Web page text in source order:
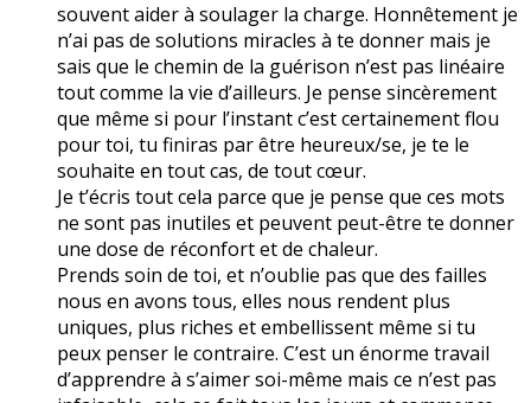
souvent aider à soulager la charge. Honnêtement je
n’ai pas de solutions miracles à te donner mais je
sais que le chemin de la guérison n’est pas linéaire
tout comme la vie d’ailleurs. Je pense sincèrement
que même si pour l’instant c’est certainement flou
pour toi, tu finiras par être heureux/se, je te le
souhaite en tout cas, de tout cœur.
Je t’écris tout cela parce que je pense que ces mots
ne sont pas inutiles et peuvent peut-être te donner
une dose de réconfort et de chaleur.
Prends soin de toi, et n’oublie pas que des failles
nous en avons tous, elles nous rendent plus
uniques, plus riches et embellissent même si tu
peux penser le contraire. C’est un énorme travail
d’apprendre à s’aimer soi-même mais ce n’est pas